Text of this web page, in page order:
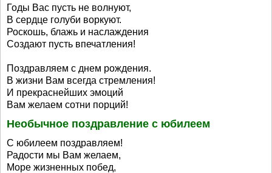
Годы Вас пусть не волнуют,
В сердце голуби воркуют.
Роскошь, блажь и наслаждения
Создают пусть впечатления!
Поздравляем с днем рождения.
В жизни Вам всегда стремления!
И прекраснейших эмоций
Вам желаем сотни порций!
Необычное поздравление с юбилеем
С юбилеем поздравляем!
Радости мы Вам желаем,
Море жизненных побед,